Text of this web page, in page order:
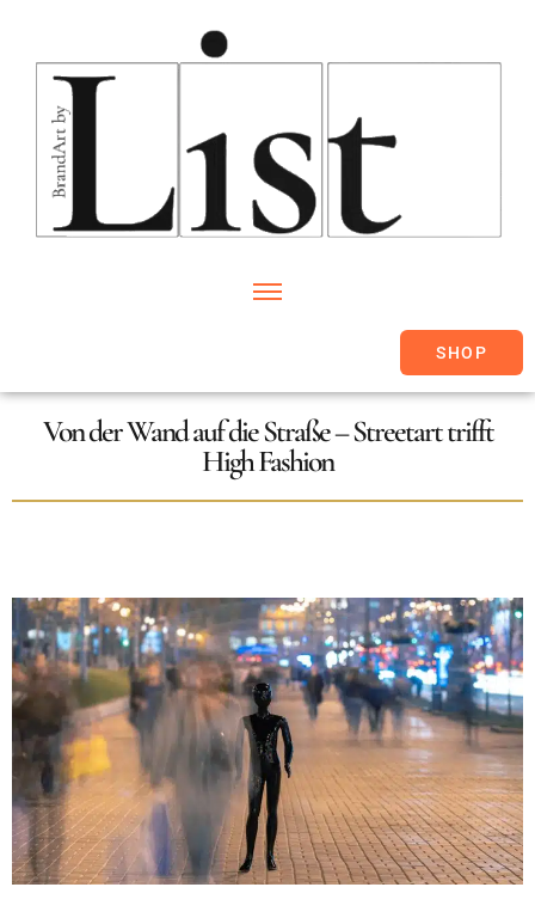
SHOP
Von der Wand auf die Straße – Streetart trifft
High Fashion